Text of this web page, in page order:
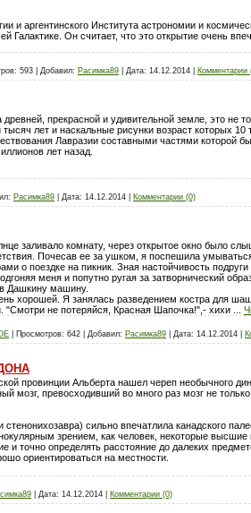
и аргентинского Института астрономии и
Он считает, что это открытие очень
593 Добавил: Расимка89 Дата: 14.12.2014 Комментарии
прекрасной и удивительной земле, это не
лет и наскальные рисунки возраст которых 10
Лавразии составными частями которой
лет назад.
Расимка89 Дата: 14.12.2014 Комментарии (0)
заливало комнату, через открытое окно было
Почесав ее за ушком, я поспешила
о поездке на пикник. Зная настойчивость подруги
меня и попутно ругая за затворнический
Дашкину машину.
хорошей. Я занялась разведением костра для
"Смотри не потеряйся, Красная Шапочка!",- хихи
Просмотров: 642 Добавил: Расимка89 Дата: 14.12.2014
провинции Альберта нашел череп необычного
мозг, превосходивший во много раз мозг не
сильно впечатлила канадского
зрением, как человек, некоторые
и точно определять расстояние до далеких
ориентироваться на местности.
Дата: 14.12.2014 Комментарии (0)